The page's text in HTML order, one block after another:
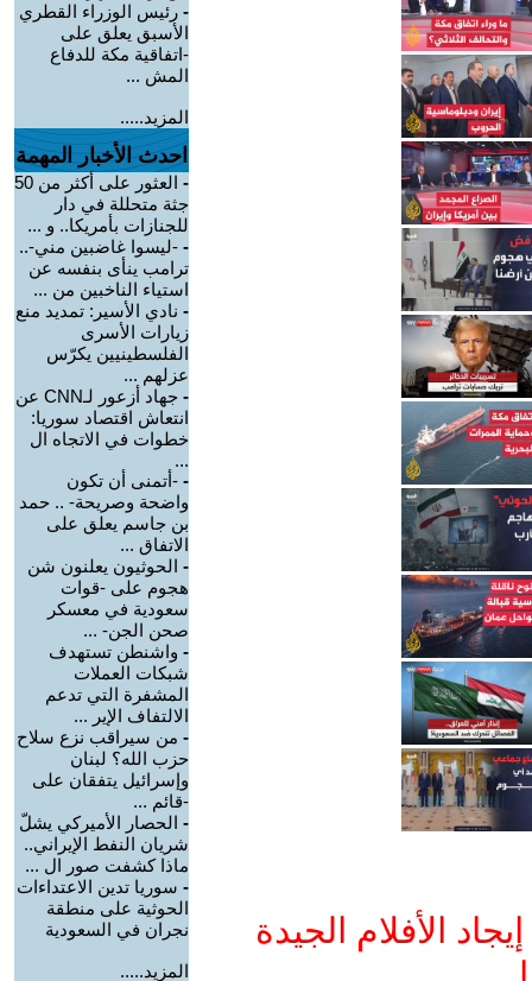
الأفلام الجيدة
- رئيس الوزراء القطري
الأسبق يعلق على
-اتفاقية مكة للدفاع
المش ...
المزيد.....
احدث الأخبار المهمة
-
العثور على أكثر من 50
جثة متحللة في دار
للجنازات بأمريكا.. و ...
- -ليسوا غاضبين مني-..
ترامب ينأى بنفسه عن
استياء الناخبين من ...
- نادي الأسير: تمديد منع
زيارات الأسرى
الفلسطينيين يكرّس
عزلهم ...
-
جهاد أزعور لـCNN عن
انتعاش اقتصاد سوريا:
خطوات في الاتجاه ال
...
- -أتمنى أن تكون
واضحة وصريحة- .. حمد
بن جاسم يعلق على
الاتفاق ...
- الحوثيون يعلنون شن
هجوم على -قوات
سعودية في معسكر
صحن الجن- ...
- واشنطن تستهدف
شبكات العملات
المشفرة التي تدعم
الالتفاف الإير ...
- من سيراقب نزع سلاح
حزب الله؟ لبنان
وإسرائيل يتفقان على
-قائم ...
- الحصار الأميركي يشلّ
شريان النفط الإيراني..
ماذا كشفت صور ال ...
- سوريا تدين الاعتداءات
الحوثية على منطقة
نجران في السعودية
المزيد.....